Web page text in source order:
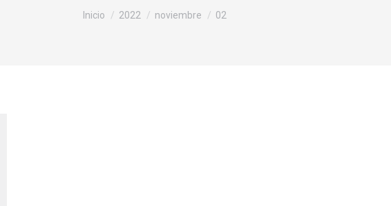
Estás aquí:
Inicio 2022 noviembre 02